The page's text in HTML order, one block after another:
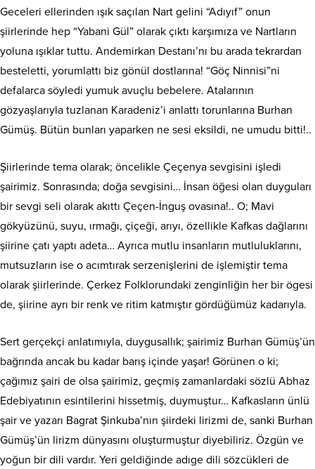
Geceleri ellerinden ışık saçılan Nart gelini “Adıyıf” onun
şiirlerinde hep “Yabani Gül” olarak çıktı karşımıza ve Nartların
yoluna ışıklar tuttu. Andemirkan Destanı’nı bu arada tekrardan
besteletti, yorumlattı biz gönül dostlarına! “Göç Ninnisi”ni
defalarca söyledi yumuk avuçlu bebelere. Atalarının
gözyaşlarıyla tuzlanan Karadeniz’i anlattı torunlarına Burhan
Gümüş. Bütün bunları yaparken ne sesi eksildi, ne umudu bitti!..
Şiirlerinde tema olarak; öncelikle Çeçenya sevgisini işledi
şairimiz. Sonrasında; doğa sevgisini… İnsan öğesi olan duyguları
bir sevgi seli olarak akıttı Çeçen-İnguş ovasına!.. O; Mavi
gökyüzünü, suyu, ırmağı, çiçeği, arıyı, özellikle Kafkas dağlarını
şiirine çatı yaptı adeta… Ayrıca mutlu insanların mutluluklarını,
mutsuzların ise o acımtırak serzenişlerini de işlemiştir tema
olarak şiirlerinde. Çerkez Folklorundaki zenginliğin her bir ögesi
de, şiirine ayrı bir renk ve ritim katmıştır gördüğümüz kadarıyla.
Sert gerçekçi anlatımıyla, duygusallık; şairimiz Burhan Gümüş’ün
bağrında ancak bu kadar barış içinde yaşar! Görünen o ki;
çağımız şairi de olsa şairimiz, geçmiş zamanlardaki sözlü Abhaz
Edebiyatının esintilerini hissetmiş, duymuştur… Kafkasların ünlü
şair ve yazarı Bagrat Şinkuba’nın şiirdeki lirizmi de, sanki Burhan
Gümüş’ün lirizm dünyasını oluşturmuştur diyebiliriz. Özgün ve
yoğun bir dili vardır. Yeri geldiğinde adıge dili sözcükleri de